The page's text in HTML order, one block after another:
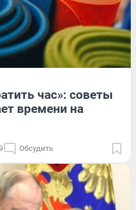
час»: советы
времени на
Обсудить